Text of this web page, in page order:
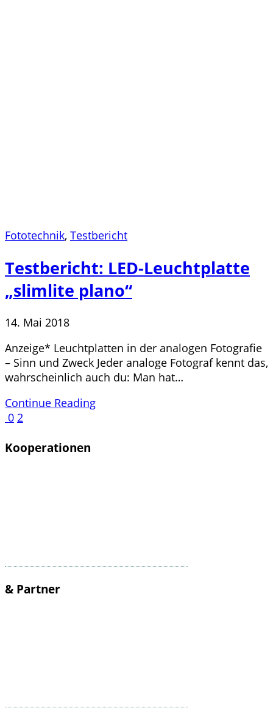
Fototechnik, Testbericht
Testbericht: LED-Leuchtplatte
„slimlite plano“
14. Mai 2018
Anzeige* Leuchtplatten in der analogen Fotografie
– Sinn und Zweck Jeder analoge Fotograf kennt das,
wahrscheinlich auch du: Man hat…
Continue Reading
0 2
Kooperationen
& Partner